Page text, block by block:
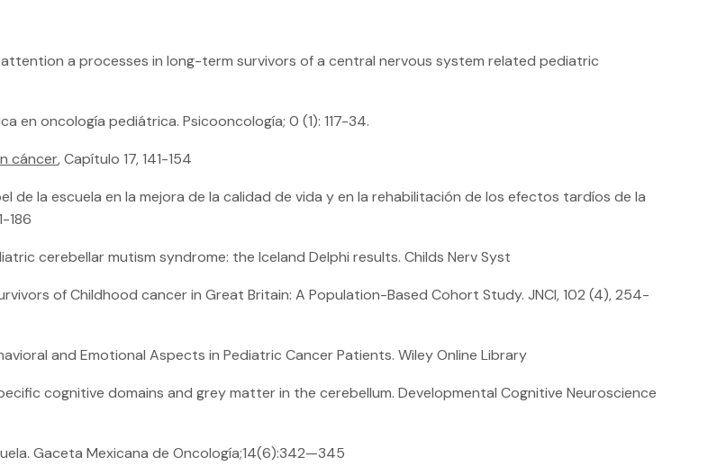
attention a processes in long-term survivors of a central nervous system related pediatric
en oncología pediátrica. Psicooncología; 0 (1): 117-34.
cáncer, Capítulo 17, 141-154
de la escuela en la mejora de la calidad de vida y en la rehabilitación de los efectos tardíos de la
186
cerebellar mutism syndrome: the Iceland Delphi results. Childs Nerv Syst
of Childhood cancer in Great Britain: A Population-Based Cohort Study. JNCI, 102 (4), 254-
and Emotional Aspects in Pediatric Cancer Patients. Wiley Online Library
cognitive domains and grey matter in the cerebellum. Developmental Cognitive Neuroscience
Gaceta Mexicana de Oncología;14(6):342—345